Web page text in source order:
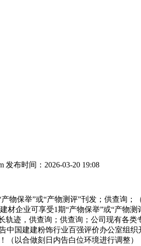
发布时间：2026-03-20 19:08
保举”或“产物测评”刊发；供查询；
企业可享受1期“产物保举”或“产物
迹，供查询；供查询；公司现有各
国建建粉饰行业百强评价办公室组
以合做刻日内告白位环境进行调整